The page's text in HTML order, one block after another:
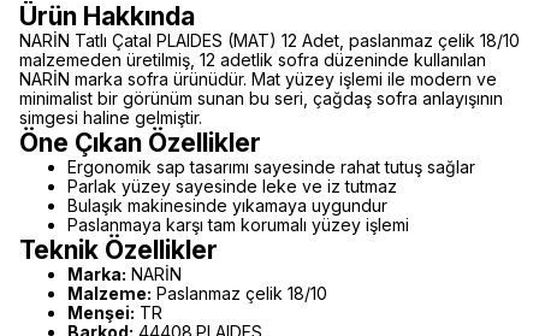
Ürün Hakkında
NARİN Tatlı Çatal PLAIDES (MAT) 12 Adet, paslanmaz çelik 18/10
malzemeden üretilmiş, 12 adetlik sofra düzeninde kullanılan
NARİN marka sofra ürünüdür. Mat yüzey işlemi ile modern ve
minimalist bir görünüm sunan bu seri, çağdaş sofra anlayışının
simgesi haline gelmiştir.
Öne Çıkan Özellikler
Ergonomik sap tasarımı sayesinde rahat tutuş sağlar
Parlak yüzey sayesinde leke ve iz tutmaz
Bulaşık makinesinde yıkamaya uygundur
Paslanmaya karşı tam korumalı yüzey işlemi
Teknik Özellikler
Marka: NARİN
Malzeme: Paslanmaz çelik 18/10
Menşei: TR
Barkod: 44408.PLAIDES